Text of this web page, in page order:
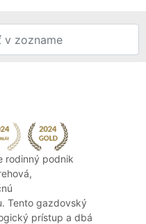
rodinný podnik
Tento gazdovský
prístup a dbá